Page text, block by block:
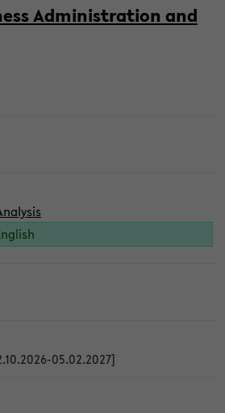
Administration and
05.02.2027]